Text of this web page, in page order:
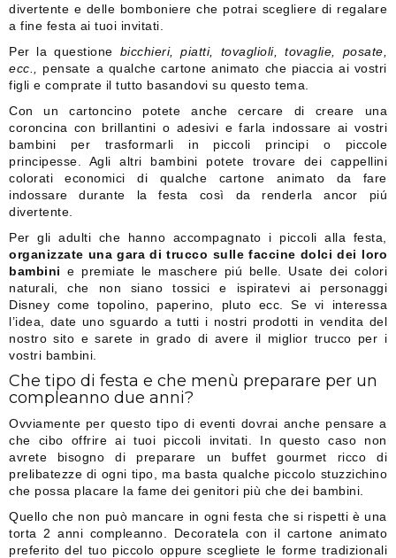
divertente e delle bomboniere che potrai scegliere di regalare
a fine festa ai tuoi invitati.
Per la questione bicchieri, piatti, tovaglioli, tovaglie, posate,
ecc.,
pensate a qualche cartone animato che piaccia ai vostri
figli e comprate il tutto basandovi su questo tema.
Con un cartoncino potete anche cercare di creare una
coroncina con brillantini o adesivi e farla indossare ai vostri
bambini per trasformarli in piccoli principi o piccole
principesse. Agli altri bambini potete trovare dei cappellini
colorati economici di qualche cartone animato da fare
indossare durante la festa così da renderla ancor piú
divertente.
Per gli adulti che hanno accompagnato i piccoli alla festa,
organizzate una gara di trucco sulle faccine dolci dei loro
bambini e premiate le maschere piú belle. Usate dei colori
naturali, che non siano tossici e ispiratevi ai personaggi
Disney come topolino, paperino, pluto ecc. Se vi interessa
l’idea, date uno sguardo a tutti i nostri prodotti in vendita del
nostro sito e sarete in grado di avere il miglior trucco per i
vostri bambini.
Che tipo di festa e che menù preparare per un
compleanno due anni?
Ovviamente per questo tipo di eventi dovrai anche pensare a
che cibo offrire ai tuoi piccoli invitati. In questo caso non
avrete bisogno di preparare un buffet gourmet ricco di
prelibatezze di ogni tipo, ma basta qualche piccolo stuzzichino
che possa placare la fame dei genitori più che dei bambini.
Quello che non può mancare in ogni festa che si rispetti è una
torta 2 anni compleanno. Decoratela con il cartone animato
preferito del tuo piccolo oppure scegliete le forme tradizionali